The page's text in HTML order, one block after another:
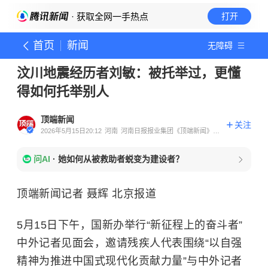
· 获取全网一手热点 打开
首页 新闻 无障碍
汶川地震经历者刘敏：被托举过，更懂
得如何托举别人
顶端新闻
2026年5月15日20:12 河南 河南日报报业集团《顶端新闻》官
关注
问AI · 她如何从被救助者蜕变为建设者？
顶端新闻记者 聂辉 北京报道
5月15日下午，国新办举行“新征程上的奋斗者”
中外记者见面会，邀请残疾人代表围绕“以自强
精神为推进中国式现代化贡献力量”与中外记者